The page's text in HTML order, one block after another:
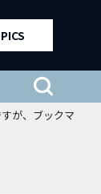
が、ブックマ